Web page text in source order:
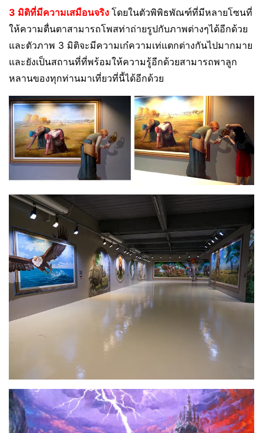
3 มิติที่มีความเสมือนจริง โดยในตัวพิพิธพัณฑ์ที่มีหลายโซนที่
ให้ความตื่นตาสามารถโพสท่าถ่ายรูปกับภาพต่างๆได้อีกด้วย
และตัวภาพ 3 มิติจะมีความเก๋ความเท่แตกต่างกันไปมากมาย
และยังเป็นสถานที่ที่พร้อมให้ความรู้อีกด้วยสามารถพาลูก
หลานของทุกท่านมาเที่ยวที่นี้ได้อีกด้วย